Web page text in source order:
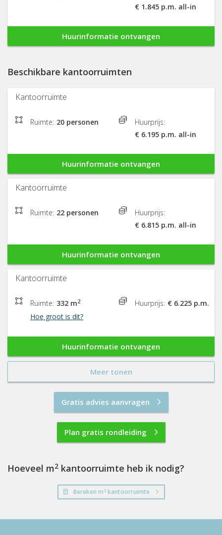
€ 1.845 p.m. all-in
Huurinformatie ontvangen
Beschikbare kantoorruimten
Kantoorruimte
Ruimte: 20 personen
Huurprijs:
€ 6.195 p.m. all-in
Huurinformatie ontvangen
Kantoorruimte
Ruimte: 22 personen
Huurprijs:
€ 6.815 p.m. all-in
Huurinformatie ontvangen
Kantoorruimte
Ruimte: 332 m2
Hoe groot is dit?
Huurprijs: € 6.225 p.m.
Huurinformatie ontvangen
Meer tonen
Gratis advies aanvragen
Plan gratis rondleiding
Hoeveel m2 kantoorruimte heb ik nodig?
Bereken m2kantoorruimte